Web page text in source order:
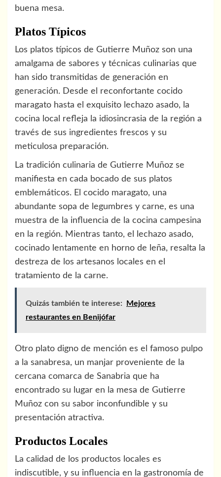
buena mesa.
Platos Típicos
Los platos típicos de Gutierre Muñoz son una
amalgama de sabores y técnicas culinarias que
han sido transmitidas de generación en
generación. Desde el reconfortante cocido
maragato hasta el exquisito lechazo asado, la
cocina local refleja la idiosincrasia de la región a
través de sus ingredientes frescos y su
meticulosa preparación.
La tradición culinaria de Gutierre Muñoz se
manifiesta en cada bocado de sus platos
emblemáticos. El cocido maragato, una
abundante sopa de legumbres y carne, es una
muestra de la influencia de la cocina campesina
en la región. Mientras tanto, el lechazo asado,
cocinado lentamente en horno de leña, resalta la
destreza de los artesanos locales en el
tratamiento de la carne.
Quizás también te interese:
Mejores
restaurantes en Benijófar
Otro plato digno de mención es el famoso pulpo
a la sanabresa, un manjar proveniente de la
cercana comarca de Sanabria que ha
encontrado su lugar en la mesa de Gutierre
Muñoz con su sabor inconfundible y su
presentación atractiva.
Productos Locales
La calidad de los productos locales es
indiscutible, y su influencia en la gastronomía de